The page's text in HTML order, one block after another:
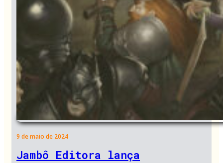
9 de maio de 2024
Jambô Editora lança